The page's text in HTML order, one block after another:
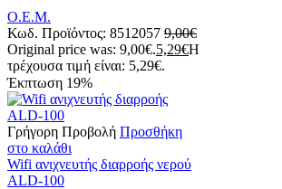
Ο.Ε.Μ.
Κωδ. Προϊόντος: 8512057 9,00€
Original price was: 9,00€.5,29€Η
τρέχουσα τιμή είναι: 5,29€.
Έκπτωση 19%
Γρήγορη Προβολή Προσθήκη
στο καλάθι
Wifi ανιχνευτής διαρροής νερού
ΑLD-100